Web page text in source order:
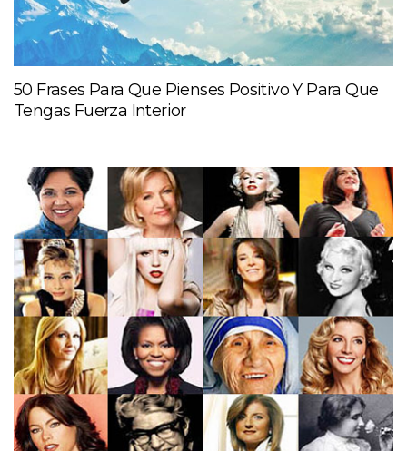
50 Frases Para Que Pienses Positivo Y Para Que
Tengas Fuerza Interior